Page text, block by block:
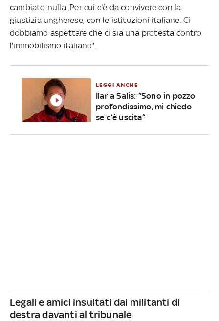
cambiato nulla. Per cui c'è da convivere con la
giustizia ungherese, con le istituzioni italiane. Ci
dobbiamo aspettare che ci sia una protesta contro
l'immobilismo italiano".
LEGGI ANCHE
Ilaria Salis: “Sono in pozzo
profondissimo, mi chiedo
se c’è uscita”
Legali e amici insultati dai militanti di
destra davanti al tribunale